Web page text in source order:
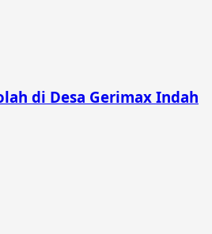
di Desa Gerimax Indah